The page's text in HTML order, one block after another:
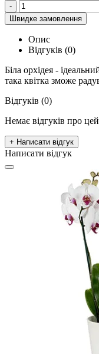
-
Швидке замовлення
Опис
Відгуків (0)
Біла орхідея -
така квітка зможе
Відгуків (0)
Немає відгуків про
+ Написати відгук
Написати відгук